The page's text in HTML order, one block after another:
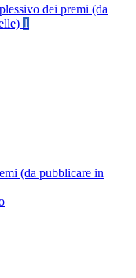
dei premi (da
1
(da pubblicare in